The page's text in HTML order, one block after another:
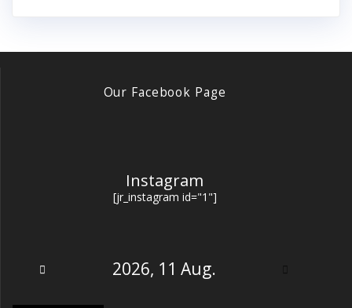
Our Facebook Page
Instagram
[jr_instagram id="1"]
2026, 11 Aug.